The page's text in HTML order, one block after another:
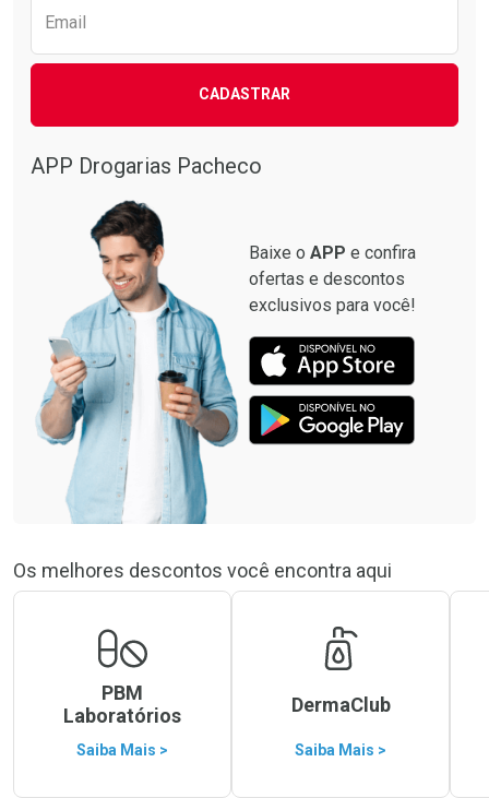
Email
CADASTRAR
APP Drogarias Pacheco
Baixe o APP e confira
ofertas e descontos
exclusivos para você!
Os melhores descontos você encontra aqui
PBM
Laboratórios
Saiba Mais >
DermaClub
Saiba Mais >